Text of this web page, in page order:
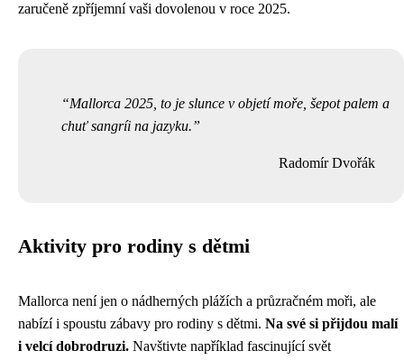
zaručeně zpříjemní vaši dovolenou v roce 2025.
Mallorca 2025, to je slunce v objetí moře, šepot palem a
chuť sangríi na jazyku.
Radomír Dvořák
Aktivity pro rodiny s dětmi
Mallorca není jen o nádherných plážích a průzračném moři, ale
nabízí i spoustu zábavy pro rodiny s dětmi. Na své si přijdou malí
i velcí dobrodruzi. Navštivte například fascinující svět